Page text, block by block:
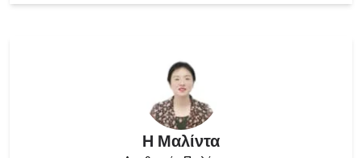
Η Μαλίντα